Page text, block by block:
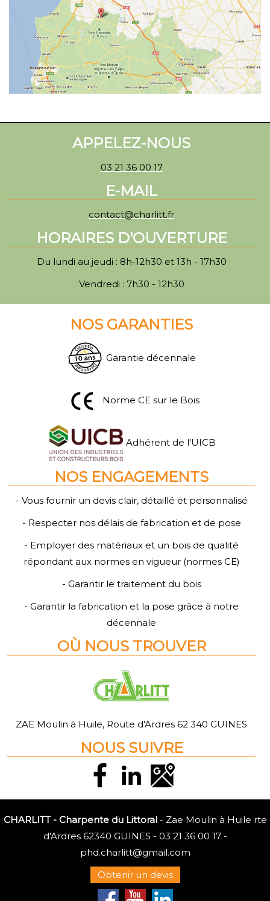
APPELEZ-NOUS
03 21 36 00 17
E-MAIL
contact@charlitt.fr
HORAIRES D'OUVERTURE
Du lundi au jeudi : 8h-12h30 et 13h - 17h30
Vendredi : 7h30 - 12h30
NOS GARANTIES
Garantie décennale
Norme CE sur le Bois
Adhérent de l'UICB
NOS ENGAGEMENTS
- Vous fournir un devis clair, détaillé et personnalisé
- Respecter nos délais de fabrication et de pose
- Employer des matériaux et un bois de qualité
répondant aux normes en vigueur (normes CE)
- Garantir le traitement du bois
- Garantir la fabrication et la pose grâce à notre
décennale
OÙ NOUS TROUVER
ZAE Moulin à Huile, Route d'Ardres 62 340 GUINES
NOUS SUIVRE
CHARLITT - Charpente du Littoral- Zae Moulin à Huile rte
d'Ardres 62340 GUINES - 03 21 36 00 17-
phd.charlitt@gmail.com
Obtenir un devis